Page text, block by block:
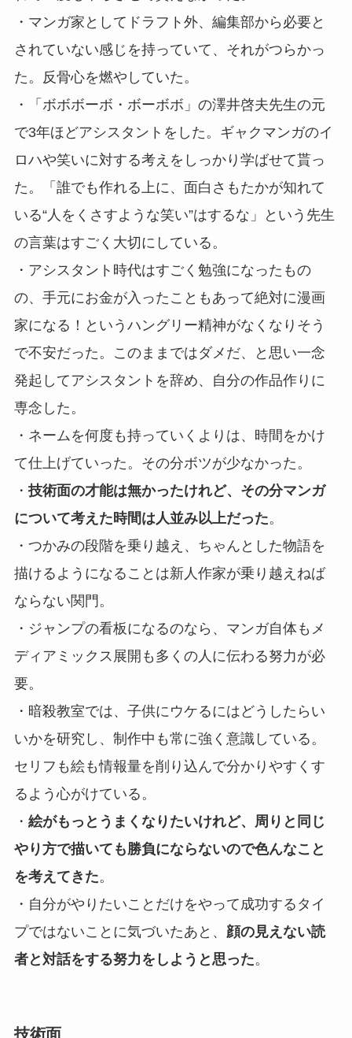
・マンガ家としてドラフト外、編集部から必要と
されていない感じを持っていて、それがつらかっ
た。反骨心を燃やしていた。
・「ボボボーボ・ボーボボ」の澤井啓夫先生の元
で3年ほどアシスタントをした。ギャクマンガのイ
ロハや笑いに対する考えをしっかり学ばせて貰っ
た。「誰でも作れる上に、面白さもたかが知れて
いる“人をくさすような笑い”はするな」という先生
の言葉はすごく大切にしている。
・アシスタント時代はすごく勉強になったもの
の、手元にお金が入ったこともあって絶対に漫画
家になる！というハングリー精神がなくなりそう
で不安だった。このままではダメだ、と思い一念
発起してアシスタントを辞め、自分の作品作りに
専念した。
・ネームを何度も持っていくよりは、時間をかけ
て仕上げていった。その分ボツが少なかった。
・ 技術面の才能は無かったけれど、その分マンガ
について考えた時間は人並み以上だった。
・つかみの段階を乗り越え、ちゃんとした物語を
描けるようになることは新人作家が乗り越えねば
ならない関門。
・ジャンプの看板になるのなら、マンガ自体もメ
ディアミックス展開も多くの人に伝わる努力が必
要。
・暗殺教室では、子供にウケるにはどうしたらい
いかを研究し、制作中も常に強く意識している。
セリフも絵も情報量を削り込んで分かりやすくす
るよう心がけている。
・ 絵がもっとうまくなりたいけれど、周りと同じ
やり方で描いても勝負にならないので色んなこと
を考えてきた。
・自分がやりたいことだけをやって成功するタイ
プではないことに気づいたあと、 顔の見えない読
者と対話をする努力をしようと思った。
技術面